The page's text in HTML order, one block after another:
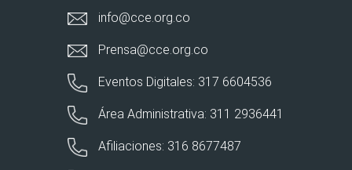
info@cce.org.co
Prensa@cce.org.co
Eventos Digitales: 317 6604536
Área Administrativa: 311 2936441
Afiliaciones: 316 8677487